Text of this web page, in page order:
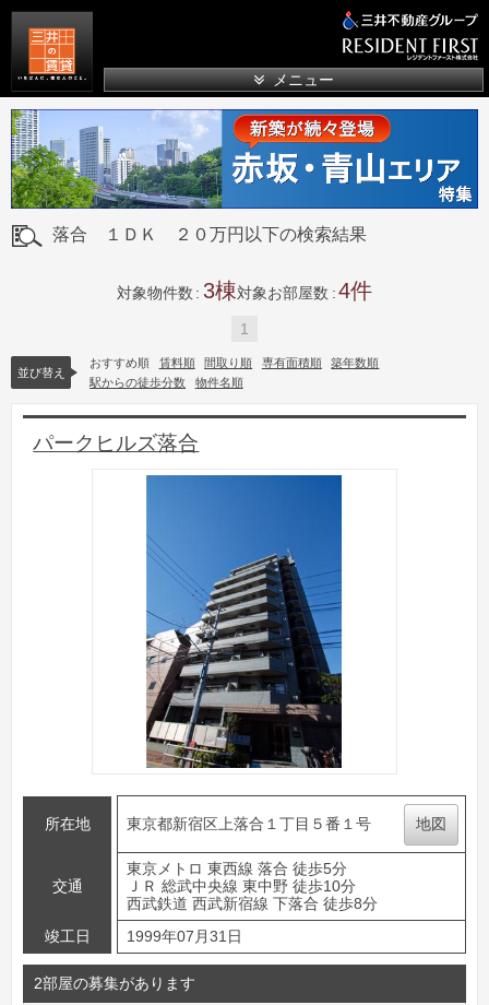
メニュー
落合 １ＤＫ ２０万円以下の検索結果
対象物件数 3 対象お部屋数 4
1
並び替え
おすすめ順 賃料順 間取り順 専有面積順
築年数順
駅からの徒歩分数
物件名順
パークヒルズ落合
所在地 東京都新宿区上落合１丁目５番１号 地図
交通
東京メトロ 東西線 落合 徒歩5分
ＪＲ 総武中央線 東中野 徒歩10分
西武鉄道 西武新宿線 下落合 徒歩8分
竣工日
1999年07月31日
2部屋の募集があります